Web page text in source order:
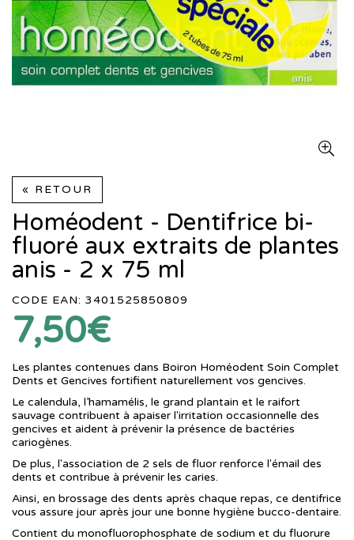
« RETOUR
Homéodent - Dentifrice bi-
fluoré aux extraits de plantes
anis - 2 x 75 ml
CODE EAN: 3401525850809
7,50€
Les plantes contenues dans Boiron Homéodent Soin Complet
Dents et Gencives fortifient naturellement vos gencives.
Le calendula, l’hamamélis, le grand plantain et le raifort
sauvage contribuent à apaiser l'irritation occasionnelle des
gencives et aident à prévenir la présence de bactéries
cariogènes.
De plus, l'association de 2 sels de fluor renforce l'émail des
dents et contribue à prévenir les caries.
Ainsi, en brossage des dents après chaque repas, ce dentifrice
vous assure jour après jour une bonne hygiène bucco-dentaire.
Contient du monofluorophosphate de sodium et du fluorure